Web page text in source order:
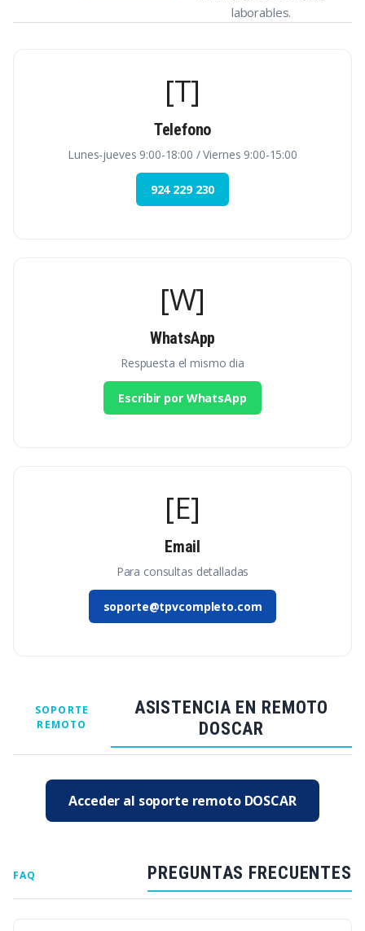
laborables.
[T]
Telefono
Lunes-jueves 9:00-18:00 / Viernes 9:00-15:00
924 229 230
[W]
WhatsApp
Respuesta el mismo dia
Escribir por WhatsApp
[E]
Email
Para consultas detalladas
soporte@tpvcompleto.com
SOPORTE
REMOTO
ASISTENCIA EN REMOTO
DOSCAR
Acceder al soporte remoto DOSCAR
FAQ PREGUNTAS FRECUENTES